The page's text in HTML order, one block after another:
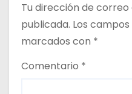
t
r
a
Tu dirección de
publicada. Los
marcados con *
Comentario *